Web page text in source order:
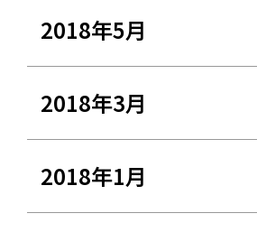
2018年5月
2018年3月
2018年1月